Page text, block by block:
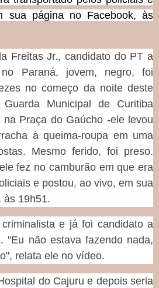
sua página no Facebook, às
Freitas Jr., candidato do PT a
Paraná, jovem, negro, foi
no começo da noite deste
Municipal de Curitiba
na Praça do Gaúcho -ele levou
à queima-roupa em uma
Mesmo ferido, foi preso.
fez no camburão em que era
e postou, ao vivo, em sua
às 19h51.
e já foi candidato a
"Eu não estava fazendo nada,
relata ele no vídeo.
do Cajuru e depois seria